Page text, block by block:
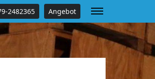
2482365 Angebot